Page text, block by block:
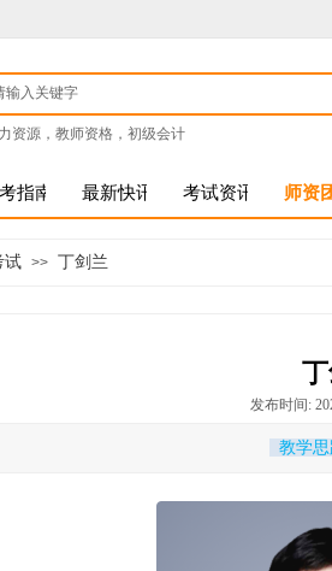
资源，教师资格，初级会计
指南 最新快讯 考试资讯 师资
试 >> 丁剑兰
发布时间:
教学